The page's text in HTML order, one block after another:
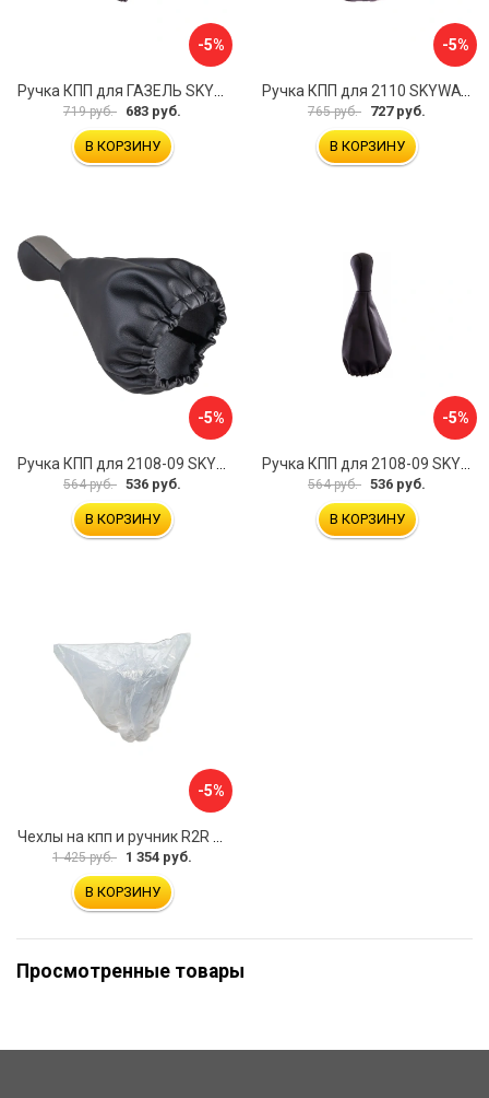
-5%
Ручка КПП для ГАЗЕЛЬ SKYWAY S06202025
719 руб. 683 руб.
В КОРЗИНУ
-5%
Ручка КПП для 2110 SKYWAY S06202013
765 руб. 727 руб.
В КОРЗИНУ
-5%
564 руб. 536 руб.
В КОРЗИНУ
-5%
564 руб. 536 руб.
В КОРЗИНУ
-5%
1 425 руб. 1 354 руб.
В КОРЗИНУ
Просмотренные товары